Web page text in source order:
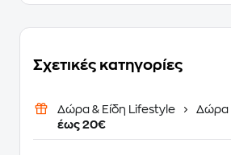
Σχετικές κατηγορίες
Δώρα & Είδη Lifestyle
Δώρα
έως 20€